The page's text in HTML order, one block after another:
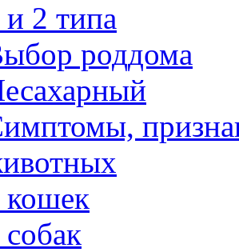
и 2 типа
роддома
кошек